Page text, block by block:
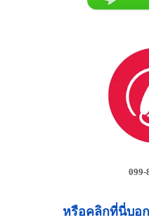
099-
หรือคลิกที่นี่บอ